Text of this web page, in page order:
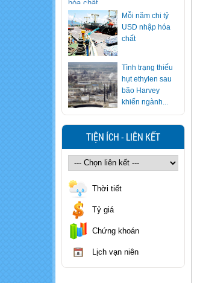
chất
Tình trạng thiếu
bão Harvey
khiến ngành...
Ăn lẩu nhiều
nhưng bạn có
biết cách "vạch
trẻ nuốt nhầm
hóa chất
methanol, 1...
Cẩn trọng với
TIỆN ÍCH - LIÊN KẾT
Thời tiết
Tỷ giá
Chứng khoán
Lịch vạn niên